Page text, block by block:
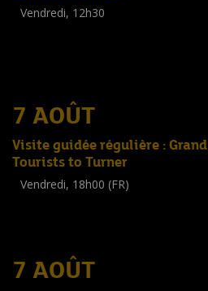
Vendredi, 12h30
7 AOÛT
Visite guidée régulière : Grand
Tourists to Turner
Vendredi, 18h00 (FR)
7 AOÛT